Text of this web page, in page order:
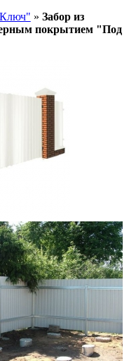
» Забор из
покрытием "Под